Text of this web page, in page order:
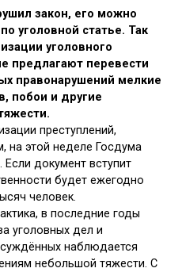
закон, его можно
уголовной статье. Так
уголовного
предлагают перевести
правонарушений мелкие
побои и другие
преступлений,
на этой неделе Госдума
документ вступит
будет ежегодно
человек.
в последние годы
уголовных дел и
наблюдается
небольшой тяжести. С